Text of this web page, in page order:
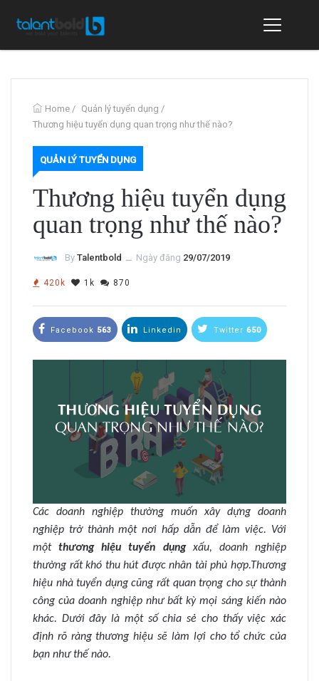
Home / Quản lý tuyển dụng /
Thương hiệu tuyển dụng quan trọng như thế nào?
QUẢN LÝ TUYỂN DỤNG
Thương hiệu tuyển dụng
quan trọng như thế nào?
By Talentbold ــ Ngày đăng 29/07/2019
420k 1k 870
Facebook 563 Linkedin Twitter 650
Các doanh nghiệp thường muốn xây dựng doanh
nghiệp trở thành một nơi hấp dẫn để làm việc. Với
mộtthương hiệu tuyển dụngxấu, doanh nghiệp
thường rất khó thu hút được nhân tài phù hợp.Thương
hiệu nhà tuyển dụng cũng rất quan trọng cho sự thành
công của doanh nghiệp như bất kỳ mọi sáng kiến nào
khác. Dưới đây là một số chia sẻ cho thấy việc xác
định rõ ràng thương hiệu sẽ làm lợi cho tổ chức của
bạn như thế nào.